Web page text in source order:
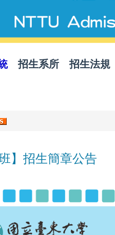
招生系所 招生法規
】招生簡章公告